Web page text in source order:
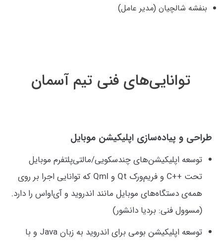
بنفشه شالچیان (مدیر عامل)
توانایی‌های فنی تیم آسمان
طراحی و پیاده‌سازی اپلیکیشن موبایل
توسعه اپلیکیشن‌های چندسکویی/مالتی‌پلتفرم موبایل
تحت ++C و فریم‌ورک Qt و Qml که توانایی اجرا بر روی
همه‌ی دستگاه‌های موبایل مانند اندروید و آی‌او‌اس را دارد.
(مسوول فنی: بردیا دانشور)
توسعه اپلیکیشن بومی برای اندروید به زبان Java و با